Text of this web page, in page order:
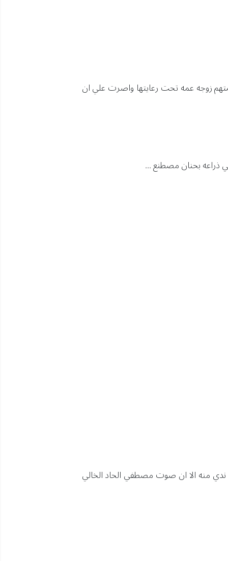
زوجه عمه تحت رعايتها واصرت علي ان
ذراعه بحنان مصطنع ...
منه الا ان صوت مصطفي الحاد الخالي